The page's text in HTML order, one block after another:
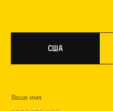
США
Ваше имя